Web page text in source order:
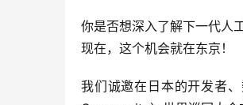
你是否想深入了解下一代
现在，这个机会就在东京！
我们诚邀在日本的开发者